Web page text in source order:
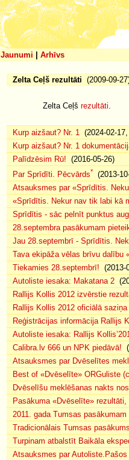
Jaunumi
Arhīvs
Zelta Ceļš rezultāti (2009-09-
Zelta Ceļš rezultāti.
Kurp aizšaut? Nr. 1 (2024-02-
Kurp aizšaut? Nr. 1
Palīdzēsim Rū! (2016-05-26)
Par Sprīdīti. Pēcvārds*
(2013-
Atsauksmes par «Sprīdītis.
«Sprīdītis. Nekur nav tik labi kā
Sprīdītis - sāc pelnīt punktus
28.septembra pasākumam
Jau 28.septembrī - Sprīdītis.
Tava ekipāža vēlas brīvu dalību
Tiekamies 28.septembrī! (2013-
Autoliste iesaka: Makatana 2
Rallijs Kollis 2012 izvērstie
Rallijs Kollis 2012 oficiālā saziņa
Reģistrācijas informācija Rallijs
Autoliste iesaka: Rallijs
Calibra.lv 666 un NPK piedāvā!
Atsauksmes par Dvēselītes
Best of «Dvēselīte» ORGuliste
Dvēselīšu meklēšanas nakts
Pasākuma «Dvēselīte»
2011. gada Tumsas
Tradicionālais Tumsas
Turpinam atbalstīt Baikāla
Atsauksmes par